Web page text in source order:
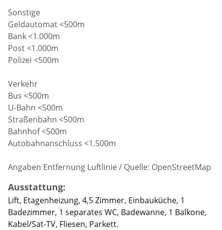
Sonstige
Geldautomat <500m
Bank <1.000m
Post <1.000m
Polizei <500m
Verkehr
Bus <500m
U-Bahn <500m
Straßenbahn <500m
Bahnhof <500m
Autobahnanschluss <1.500m
Angaben Entfernung Luftlinie / Quelle: OpenStreetMap
Ausstattung:
Lift, Etagenheizung, 4,5 Zimmer, Einbauküche, 1
Badezimmer, 1 separates WC, Badewanne, 1 Balkone,
Kabel/Sat-TV, Fliesen, Parkett.